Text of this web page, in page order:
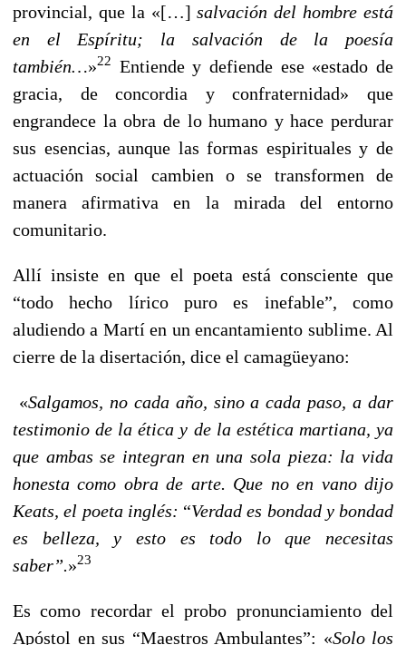
provincial, que la «[…]salvación del hombre está
en el Espíritu; la salvación de la poesía
también…»22
Entiende y defiende ese «estado de
gracia, de concordia y confraternidad» que
engrandece la obra de lo humano y hace perdurar
sus esencias, aunque las formas espirituales y de
actuación social cambien o se transformen de
manera afirmativa en la mirada del entorno
comunitario.
Allí insiste en que el poeta está consciente que
“todo hecho lírico puro es inefable”, como
aludiendo a Martí en un encantamiento sublime. Al
cierre de la disertación, dice el camagüeyano:
«Salgamos, no cada año, sino a cada paso, a dar
testimonio de la ética y de la estética martiana, ya
que ambas se integran en una sola pieza: la vida
honesta como obra de arte. Que no en vano dijo
Keats, el poeta inglés: “Verdad es bondad y bondad
es belleza, y esto es todo lo que necesitas
saber”.»23
Es como recordar el probo pronunciamiento del
Apóstol en sus “Maestros Ambulantes”: «Solo los